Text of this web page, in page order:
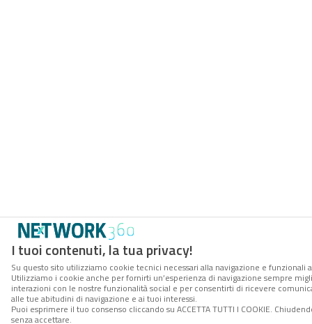
I tuoi contenuti, la tua privacy!
Su questo sito utilizziamo cookie tecnici necessari alla navigazione e funzionali
Utilizziamo i cookie anche per fornirti un’esperienza di navigazione sempre
interazioni con le nostre funzionalità social e per consentirti di ricevere
alle tue abitudini di navigazione e ai tuoi interessi.
Puoi esprimere il tuo consenso cliccando su ACCETTA TUTTI I COOKIE.
senza accettare.